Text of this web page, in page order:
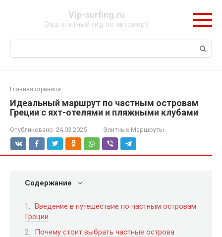
Vip-surfing.ru
Ваш элитный гид по автомиру
Поиск:
Главная страница
Идеальный маршрут по частным островам
Греции с яхт-отелями и пляжными клубами
Опубликовано: 24.03.2025 Элитные Маршруты
Содержание
Введение в путешествие по частным островам
Греции
Почему стоит выбрать частные острова